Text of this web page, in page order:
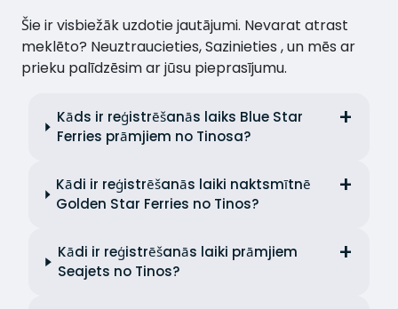
Šie ir visbiežāk uzdotie jautājumi. Nevarat atrast
meklēto? Neuztraucieties, Sazinieties , un mēs ar
prieku palīdzēsim ar jūsu pieprasījumu.
Kāds ir reģistrēšanās laiks Blue Star
Ferries prāmjiem no Tinosa?
Kādi ir reģistrēšanās laiki naktsmītnē
Golden Star Ferries no Tinos?
Kādi ir reģistrēšanās laiki prāmjiem
Seajets no Tinos?